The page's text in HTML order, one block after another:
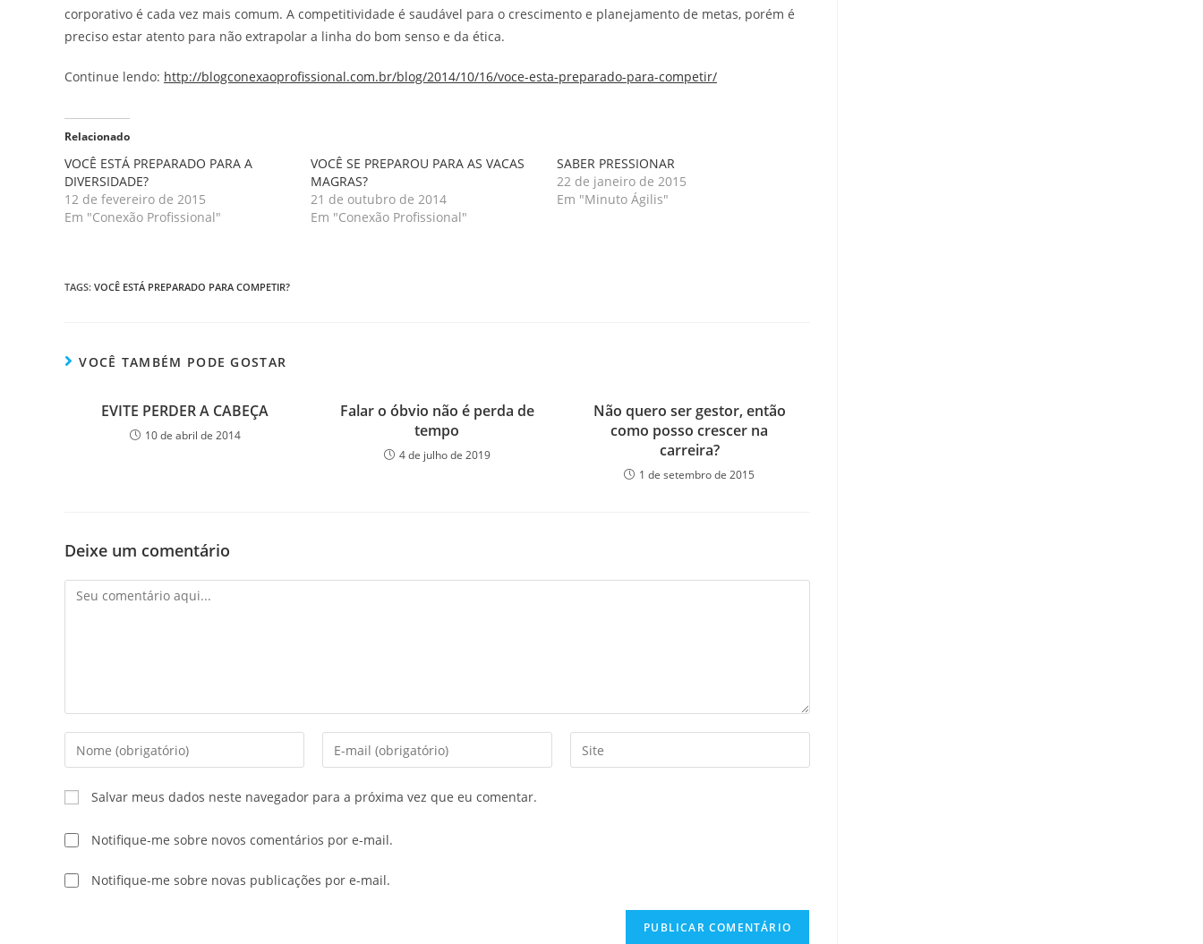
corporativo é cada vez mais comum. A competitividade é saudável para o crescimento e planejamento de metas, porém é
preciso estar atento para não extrapolar a linha do bom senso e da ética.
Continue lendo: http://blogconexaoprofissional.com.br/blog/2014/10/16/voce-esta-preparado-para-competir/
Relacionado
VOCÊ ESTÁ PREPARADO PARA A
DIVERSIDADE?
12 de fevereiro de 2015
Em "Conexão Profissional"
VOCÊ SE PREPAROU PARA AS VACAS
MAGRAS?
21 de outubro de 2014
Em "Conexão Profissional"
SABER PRESSIONAR
22 de janeiro de 2015
Em "Minuto Ágilis"
TAGS: VOCÊ ESTÁ PREPARADO PARA COMPETIR?
VOCÊ TAMBÉM PODE GOSTAR
EVITE PERDER A CABEÇA
10 de abril de 2014
Falar o óbvio não é perda de
tempo
4 de julho de 2019
Não quero ser gestor, então
como posso crescer na
carreira?
1 de setembro de 2015
Deixe um comentário
Salvar meus dados neste navegador para a próxima vez que eu comentar.
Notifique-me sobre novos comentários por e-mail.
Notifique-me sobre novas publicações por e-mail.